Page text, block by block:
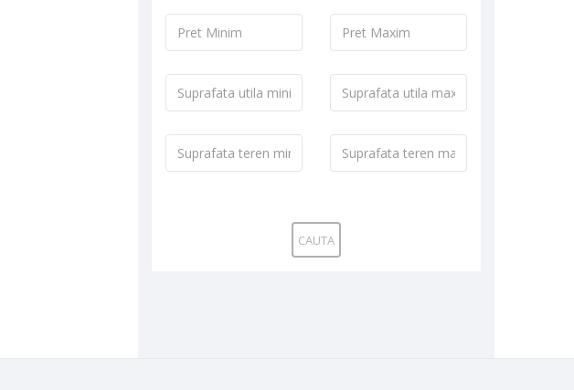
Pret
Minim:
Pret
Maxim:
Suprafata
utila
Suprafata
utila
Suprafata
teren
Suprafata
teren
CAUTA